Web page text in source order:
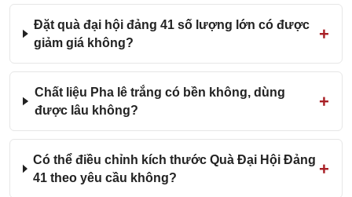
Đặt quà đại hội đảng 41 số lượng lớn có được
giảm giá không?
Chất liệu Pha lê trắng có bền không, dùng
được lâu không?
Có thể điều chỉnh kích thước Quà Đại Hội Đảng
41 theo yêu cầu không?